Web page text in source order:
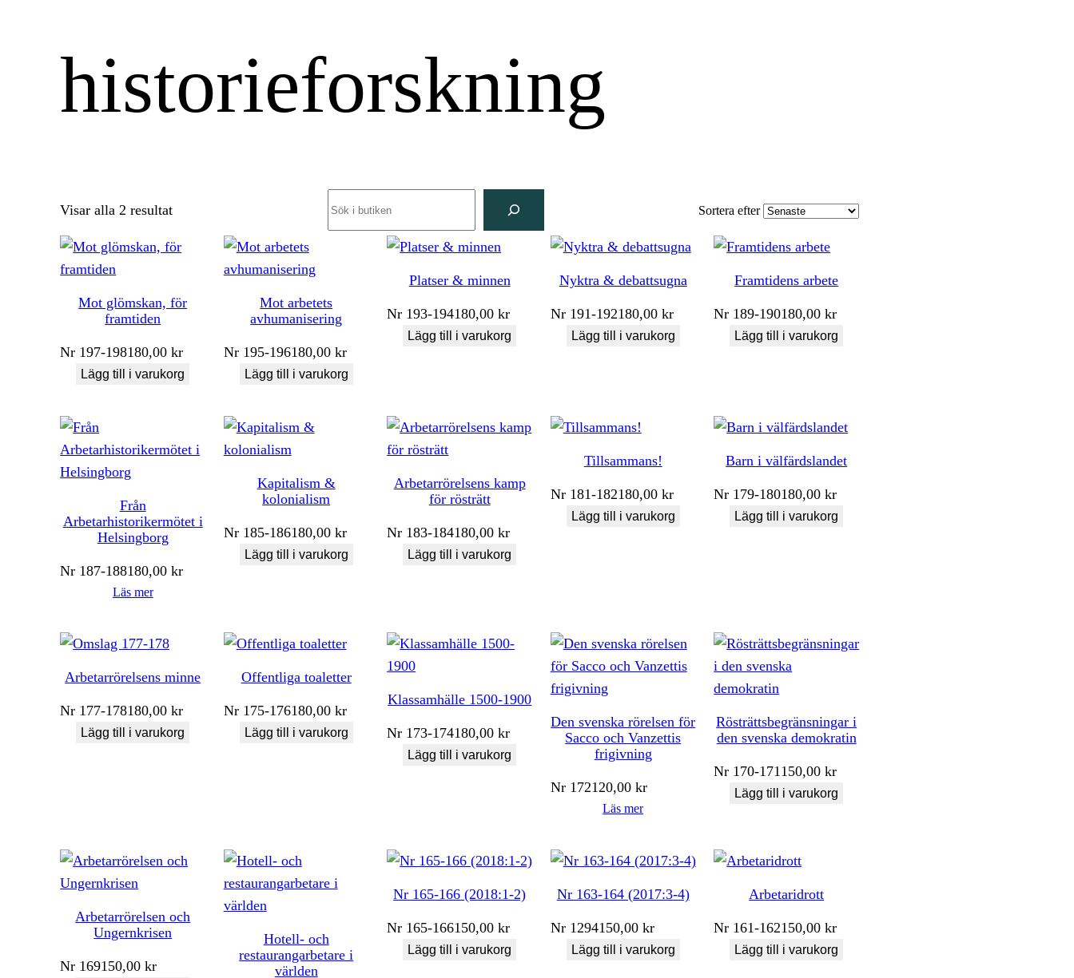
historieforskning
Visar alla 2 resultatSortera
senaste
Sortera efter
Mot glömskan, för
framtiden
Nr 197-198180,00kr
Lägg till i varukorg
Mot arbetets
avhumanisering
Nr 195-196180,00 kr
Lägg till i varukorg
Platser & minnen
Nr 193-194180,00kr
Lägg till i varukorg
Nyktra & debattsugna
Nr 191-192180,00 kr
Lägg till i varukorg
Framtidens arbete
Nr 189-190180,00kr
Lägg till i varukorg
Från
Arbetarhistorikermötet i
Helsingborg
Nr 187-188180,00kr
Läs mer
Kapitalism &
kolonialism
Nr 185-186180,00 kr
Lägg till i varukorg
Arbetarrörelsens kamp
för rösträtt
Nr 183-184180,00kr
Lägg till i varukorg
Tillsammans!
Nr 181-182180,00 kr
Lägg till i varukorg
Barn i välfärdslandet
Nr 179-180180,00kr
Lägg till i varukorg
Arbetarrörelsens minne
Nr 177-178180,00kr
Lägg till i varukorg
Offentliga toaletter
Nr 175-176180,00 kr
Lägg till i varukorg
Klassamhälle 1500-1900
Nr 173-174180,00kr
Lägg till i varukorg
Den svenska rörelsen för
Sacco och Vanzettis
frigivning
Nr 172120,00 kr
Läs mer
Rösträttsbegränsningar i
den svenska demokratin
Nr 170-171150,00kr
Lägg till i varukorg
Arbetarrörelsen och
Ungernkrisen
Nr 169150,00kr
Hotell- och
restaurangarbetare i
världen
Nr 165-166 (2018:1-2)
Nr 165-166150,00kr
Lägg till i varukorg
Nr 163-164 (2017:3-4)
Nr 1294150,00 kr
Lägg till i varukorg
Arbetaridrott
Nr 161-162150,00kr
Lägg till i varukorg